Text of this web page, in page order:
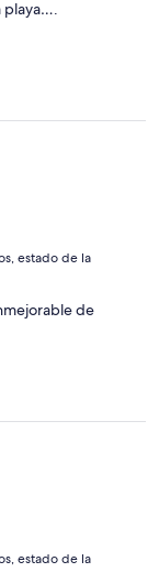
playa….
estado de la
de
estado de la